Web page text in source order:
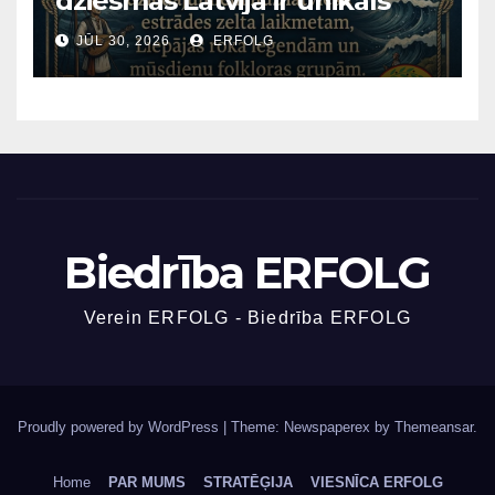
fenomens?
JŪL 30, 2026 ERFOLG
Biedrība ERFOLG
Verein ERFOLG - Biedrība ERFOLG
Proudly powered by WordPress Theme: Newspaperex by Themeansar.
Home PAR MUMS STRATĒĢIJA VIESNĪCA ERFOLG